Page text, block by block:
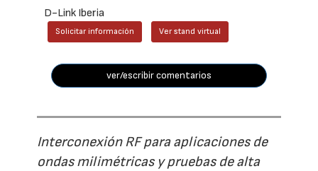
D-Link Iberia
Solicitar información Ver stand virtual
ver/escribir comentarios
Interconexión RF para aplicaciones de
ondas milimétricas y pruebas de alta